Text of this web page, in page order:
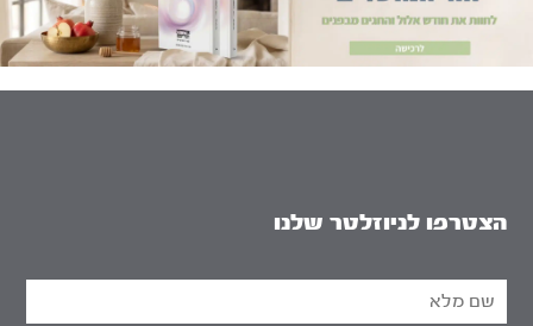
הצטרפו לניוזלטר שלנו